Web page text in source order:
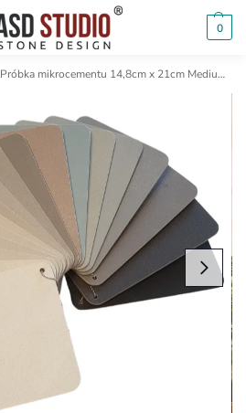
0
Próbka mikrocementu 14,8cm x 21cm Medium Fast